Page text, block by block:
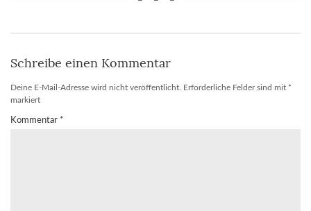
Schreibe einen Kommentar
Deine E-Mail-Adresse wird nicht veröffentlicht. Erforderliche Felder sind mit *
markiert
Kommentar *